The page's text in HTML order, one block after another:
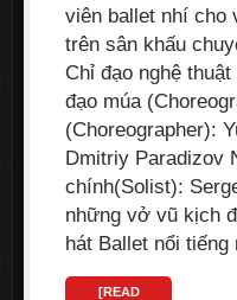
viên ballet nhí cho
trên sân khấu
Chỉ đạo nghệ
đạo múa
(Choreographer):
Dmitriy Paradizov
chính(Solist):
những vở vũ kịch
hát Ballet nổi
[READ